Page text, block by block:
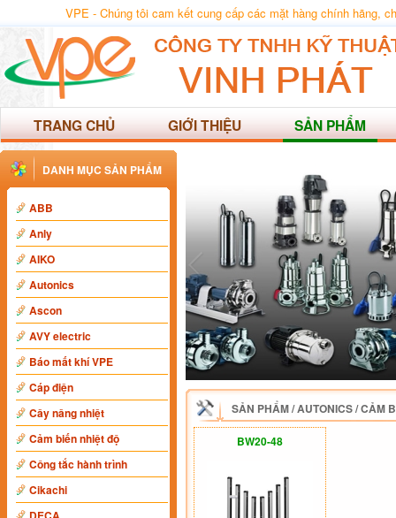
VPE - Chúng tôi cam kết cung cấp các mặt hàng chính hãng,
TRANG CHỦ GIỚI THIỆU SẢN PHẨM
DANH MỤC SẢN PHẨM
ABB
Anly
AIKO
Autonics
Ascon
AVY electric
Báo mất khí VPE
Cáp điện
Cây nâng nhiệt
Cảm biến nhiệt độ
Công tắc hành trình
Cikachi
SẢN PHẨM/AUTONICS/CẢM
BW20-48